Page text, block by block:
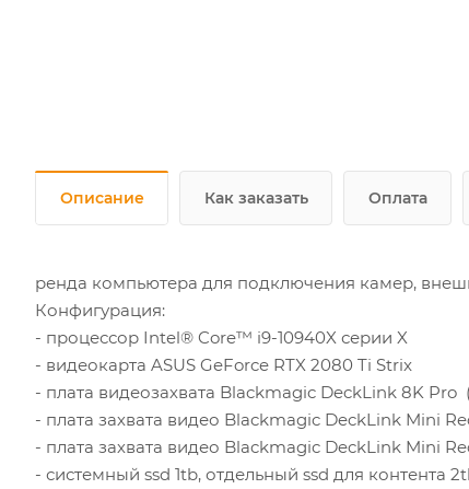
Описание Как заказать Оплата
ренда компьютера для подключения камер,
Конфигурация:
- процессор Intel® Core™ i9-10940X серии X
- видеокарта ASUS GeForce RTX 2080 Ti Strix
- плата видеозахвата Blackmagic DeckLink 8K Pro
- плата захвата видео Blackmagic DeckLink Mini
- плата захвата видео Blackmagic DeckLink Mini
- системный ssd 1tb, отдельный ssd для контента